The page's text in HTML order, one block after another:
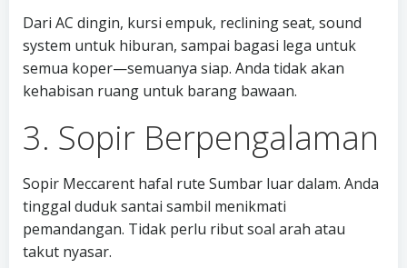
Dari AC dingin, kursi empuk, reclining seat, sound
system untuk hiburan, sampai bagasi lega untuk
semua koper—semuanya siap. Anda tidak akan
kehabisan ruang untuk barang bawaan.
3. Sopir Berpengalaman
Sopir Meccarent hafal rute Sumbar luar dalam. Anda
tinggal duduk santai sambil menikmati
pemandangan. Tidak perlu ribut soal arah atau
takut nyasar.